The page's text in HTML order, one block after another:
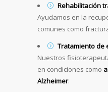
Rehabilitación
Ayudamos en la
comunes como
Tratamiento de
Nuestros
en condiciones como
Alzheimer.